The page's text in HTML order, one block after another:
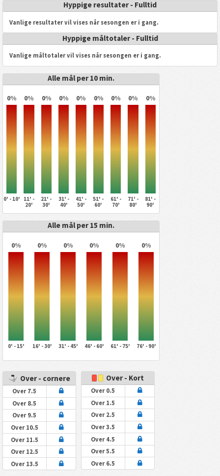
Hyppige resultater - Fulltid
Vanlige resultater vil vises når sesongen er i gang.
Hyppige måltotaler - Fulltid
Vanlige måltotaler vil vises når sesongen er i gang.
Alle mål per 10 min.
0% 0% 0% 0% 0% 0% 0% 0% 0%
0' - 10'
11' -
20'
21' -
30'
31' -
40'
41' -
50'
51' -
60'
61' -
70'
71' -
80'
81' -
90'
Alle mål per 15 min.
0% 0% 0% 0% 0% 0%
0' - 15' 16' - 30' 31' - 45' 46' - 60' 61' - 75' 76' - 90'
Over - cornere
Over 7.5
Over 8.5
Over 9.5
Over 10.5
Over 11.5
Over 12.5
Over 13.5
Over - Kort
Over 0.5
Over 1.5
Over 2.5
Over 3.5
Over 4.5
Over 5.5
Over 6.5